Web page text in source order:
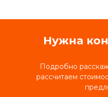
Нужна
Подробно
рассчитаем